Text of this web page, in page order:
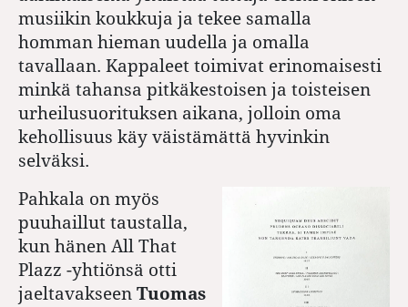
musiikin koukkuja ja tekee samalla
homman hieman uudella ja omalla
tavallaan. Kappaleet toimivat erinomaisesti
minkä tahansa pitkäkestoisen ja toisteisen
urheilusuorituksen aikana, jolloin oma
kehollisuus käy väistämättä hyvinkin
selväksi.
Pahkala on myös
puuhaillut taustalla,
kun hänen All That
Plazz -yhtiönsä otti
jaeltavakseen Tuomas